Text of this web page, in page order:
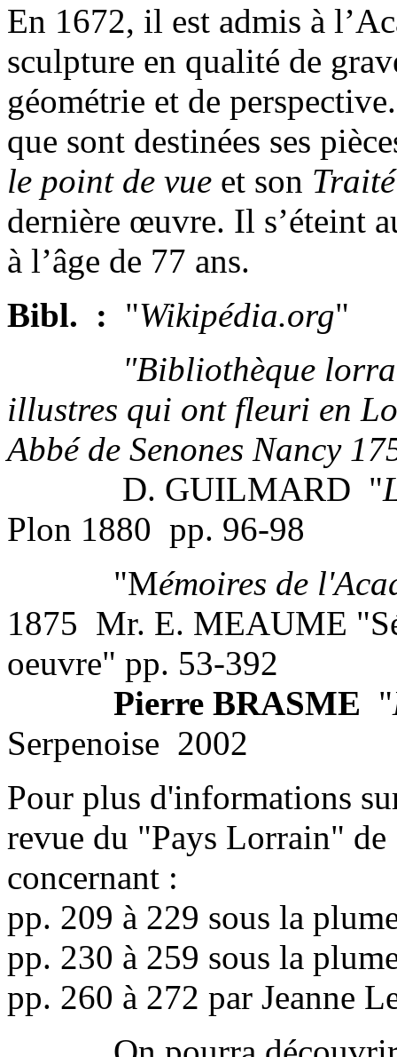
En 1672, il est admis à
sculpture en qualité de
géométrie et de
que sont destinées ses
le point de vue et son
dernière œuvre. Il s’éteint
à l’âge de 77 ans.
Bibl. : "Wikipédia.org"
"Bibliothèque lorraine
illustres qui ont fleuri en
Abbé de Senones Nancy
D. GUILMARD "
Plon 1880 pp. 96-98
"Mémoires de
1875 Mr. E. MEAUME
oeuvre" pp. 53-392
Pierre BRASME "
Serpenoise 2002
Pour plus d'informations
revue du "Pays Lorrain"
concernant :
pp. 209 à 229 sous la
pp. 230 à 259 sous la
pp. 260 à 272 par Jeanne